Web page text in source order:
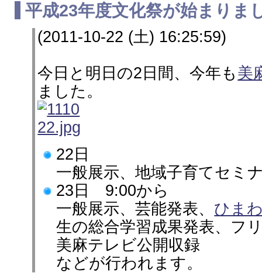
平成23年度文化祭が始まりま
(2011-10-22 (土) 16:25:59)
今日と明日の2日間、今年も 美
ました。
22日
一般展示、地域子育てセミ
23日 9:00から
一般展示、芸能発表、 ひま
生の総合学習成果発表、フ
美麻テレビ公開収録
などが行われます。